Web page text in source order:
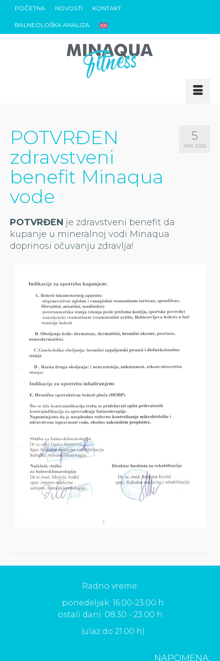
POČETNA NOVOSTI KONTAKT
BALNEOLOŠKA ANALIZA
5
JAN 2026
POTVRĐEN
zdravstveni
benefit Minaqua
vode
POTVRĐEN je zdravstveni benefit da
kupanje u mineralnoj vodi Minaqua
doprinosi očuvanju zdravlja!
Radno vreme:
ponedeljak: 16.00-23.00 h
ostali dani: 08.30 - 23.00 h
(ulaz do 21.00 h)
NAPOMENA: